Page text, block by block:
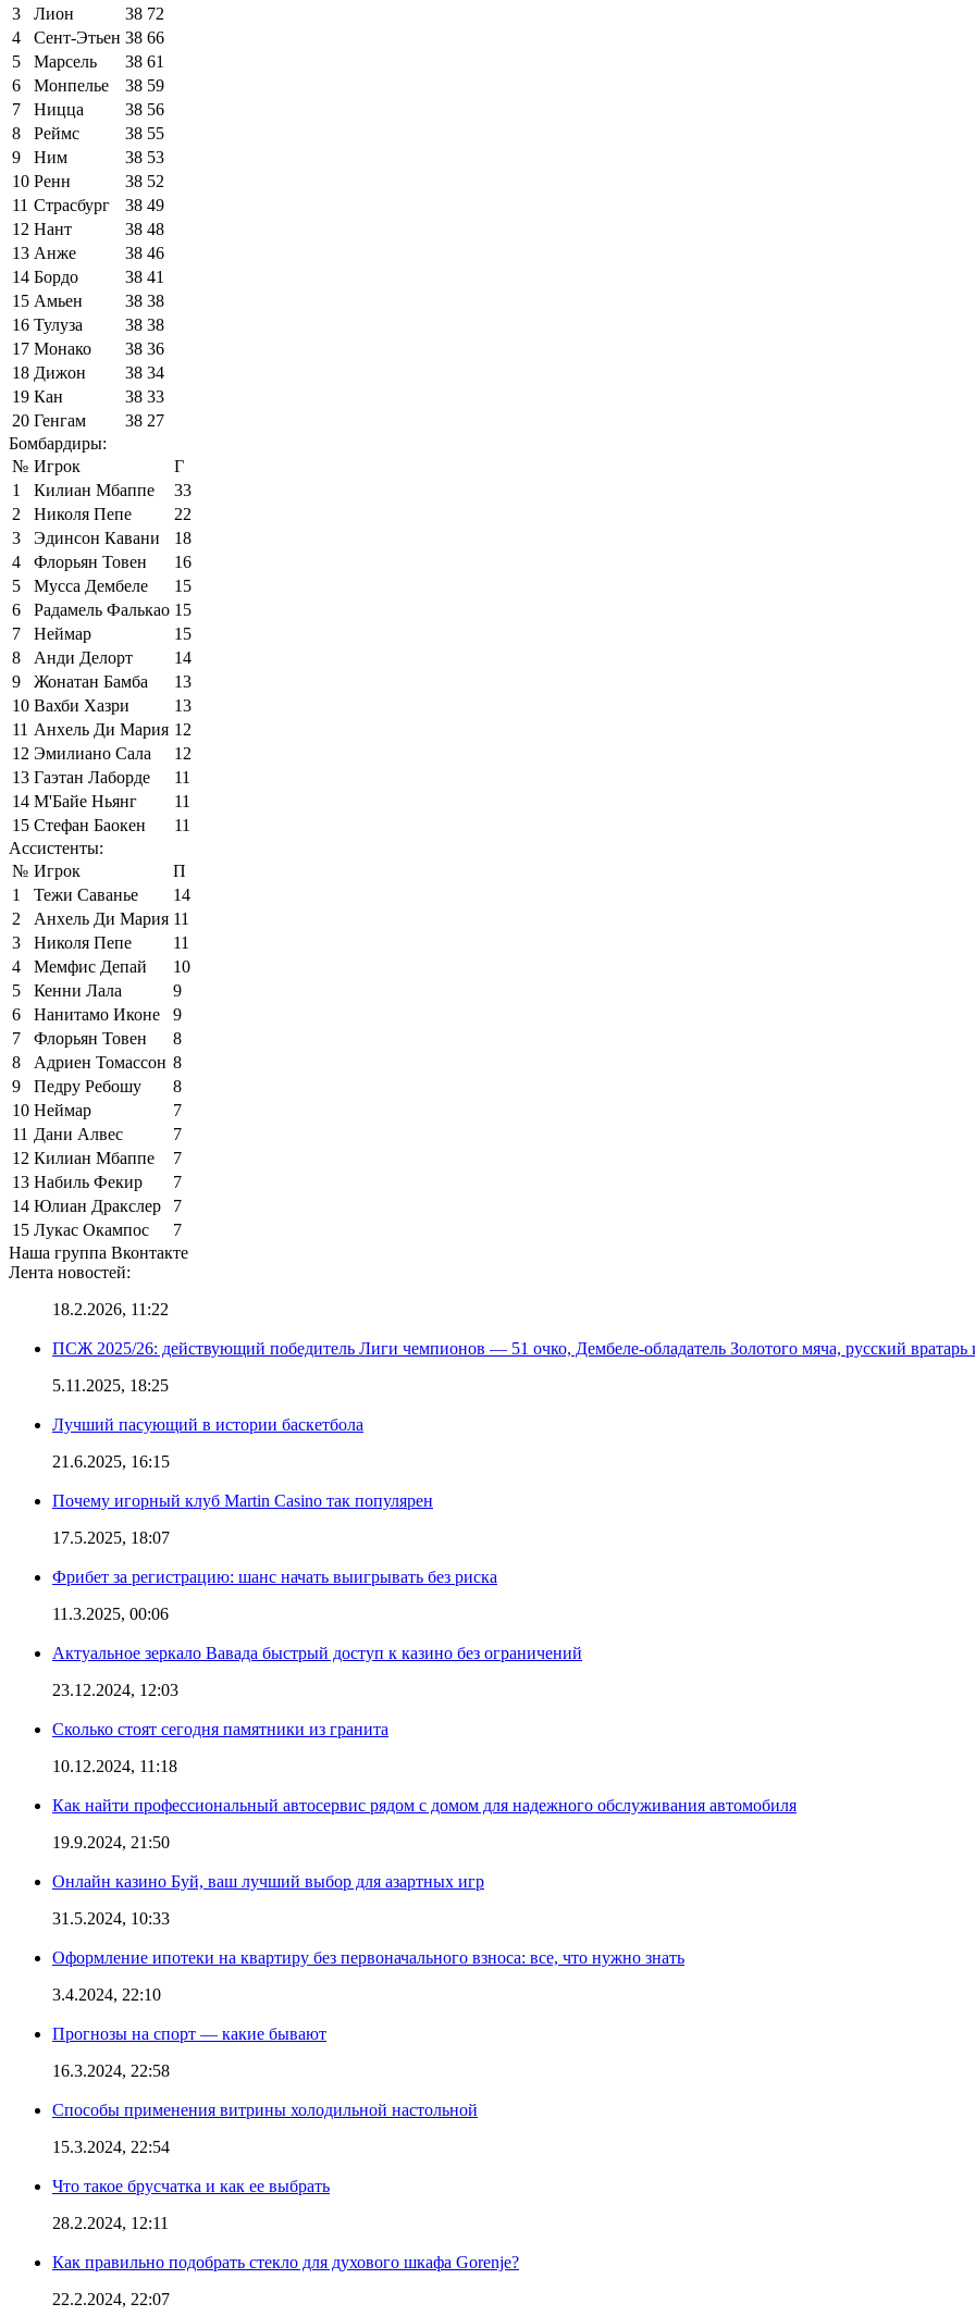
3
Лион 38 72
4
Сент-Этьен 38 66
5
Марсель 38 61
6
Монпелье 38 59
7
Ницца 38 56
8
Реймс 38 55
9
Ним 38 53
10 Ренн 38 52
11 Страсбург 38 49
12 Нант 38 48
13 Анже 38 46
14 Бордо 38 41
15 Амьен 38 38
16 Тулуза 38 38
17 Монако 38 36
18 Дижон 38 34
19 Кан 38 33
20 Генгам 38 27
Бомбардиры:
№ Игрок
Г
1
Килиан Мбаппе
33
2
Николя Пепе
22
3
Эдинсон Кавани
18
4
Флорьян Товен
16
5
Мусса Дембеле
15
6
Радамель Фалькао 15
7
Неймар
15
8
Анди Делорт
14
9
Жонатан Бамба
13
10 Вахби Хазри
13
11 Анхель Ди Мария 12
12 Эмилиано Сала
12
13 Гаэтан Лаборде
11
14 М'Байе Ньянг
11
15 Стефан Баокен
11
Ассистенты:
№ Игрок
П
1
Тежи Саванье
14
2
Анхель Ди Мария 11
3
Николя Пепе
11
4
Мемфис Депай
10
5
Кенни Лала
9
6
Нанитамо Иконе
9
7
Флорьян Товен
8
8
Адриен Томассон 8
9
Педру Ребошу
8
10 Неймар
7
11 Дани Алвес
7
12 Килиан Мбаппе
7
13 Набиль Фекир
7
14 Юлиан Дракслер
7
15 Лукас Окампос
7
Наша группа Вконтакте
Лента новостей:
18.2.2026, 11:22
ПСЖ 2025/26: действующий победитель Лиги чемпионов — 51 очко, Дембеле-обладатель Золотого мяча, русский вратарь
5.11.2025, 18:25
Лучший пасующий в истории баскетбола
21.6.2025, 16:15
Почему игорный клуб Martin Casino так популярен
17.5.2025, 18:07
Фрибет за регистрацию: шанс начать выигрывать без риска
11.3.2025, 00:06
Актуальное зеркало Вавада быстрый доступ к казино без ограничений
23.12.2024, 12:03
Сколько стоят сегодня памятники из гранита
10.12.2024, 11:18
Как найти профессиональный автосервис рядом с домом для надежного обслуживания автомобиля
19.9.2024, 21:50
Онлайн казино Буй, ваш лучший выбор для азартных игр
31.5.2024, 10:33
Оформление ипотеки на квартиру без первоначального взноса: все, что нужно знать
3.4.2024, 22:10
Прогнозы на спорт — какие бывают
16.3.2024, 22:58
Способы применения витрины холодильной настольной
15.3.2024, 22:54
Что такое брусчатка и как ее выбрать
28.2.2024, 12:11
Как правильно подобрать стекло для духового шкафа Gorenje?
22.2.2024, 22:07